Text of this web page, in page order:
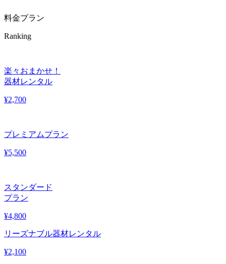
料金プラン
Ranking
楽々おまかせ！
器材レンタル
¥2,700
プレミアムプラン
¥5,500
スタンダード
プラン
¥4,800
リーズナブル器材レンタル
¥2,100